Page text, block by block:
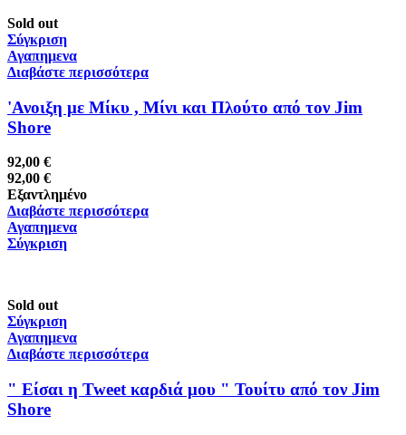
Sold out
Σύγκριση
Αγαπημενα
Διαβάστε περισσότερα
'Ανοιξη με Μίκυ , Μίνι και Πλούτο από τον Jim
Shore
92,00 €
92,00 €
Εξαντλημένο
Διαβάστε περισσότερα
Αγαπημενα
Σύγκριση
Sold out
Σύγκριση
Αγαπημενα
Διαβάστε περισσότερα
" Είσαι η Tweet καρδιά μου " Τουίτυ από τον Jim
Shore